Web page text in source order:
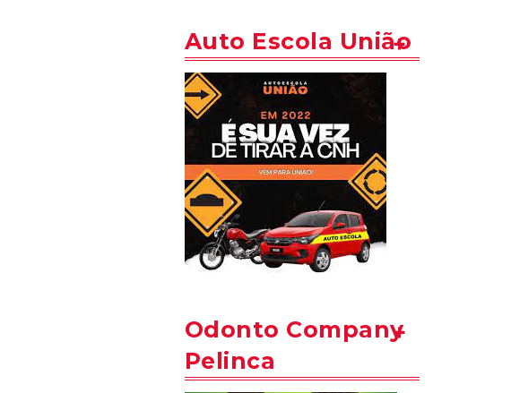
Auto Escola União
Odonto Company
Pelinca